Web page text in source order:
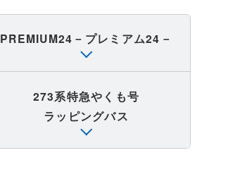
PREMIUM24 －プレミアム24－
273系特急やくも号
ラッピングバス